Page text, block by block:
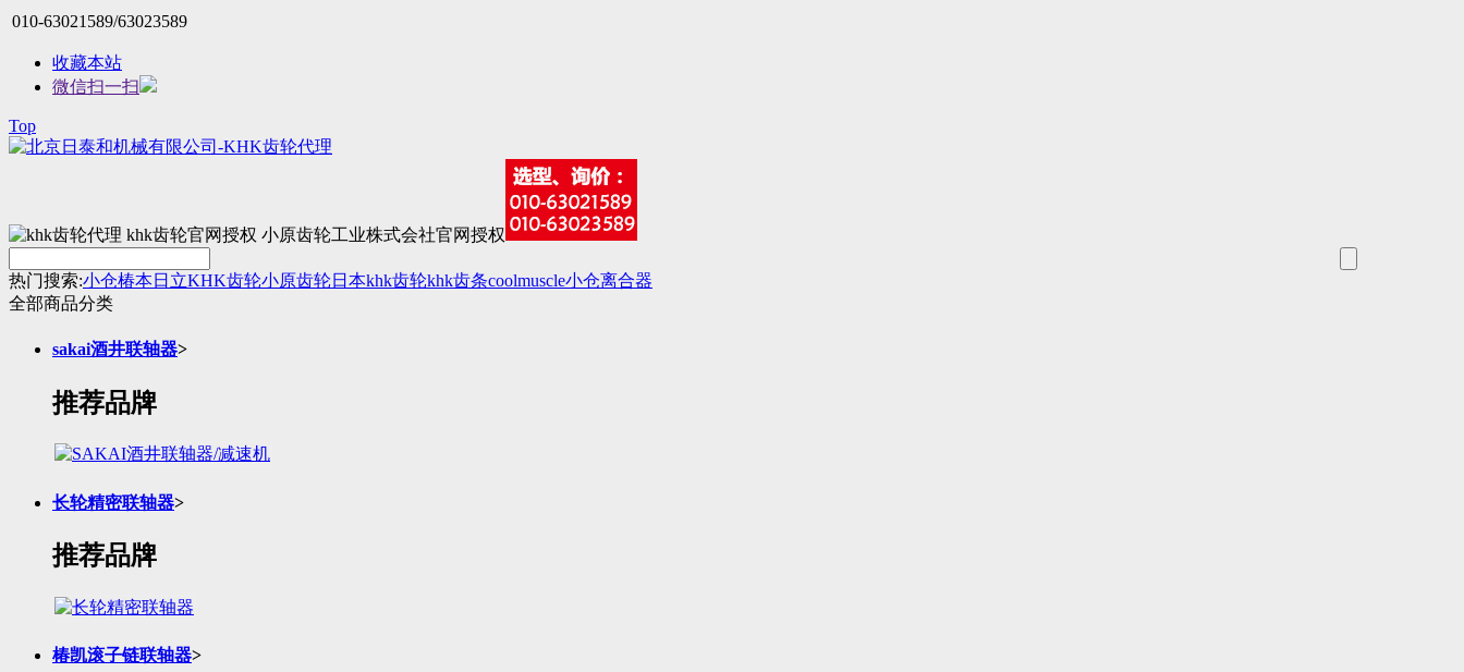
010-63021589/63023589
收藏本站
微信扫一扫
Top
热门搜索:小仓椿本日立KHK齿轮小原齿轮日本khk齿轮khk齿条coolmuscle小仓离合器
全部商品分类
sakai酒井联轴器>
推荐品牌
长轮精密联轴器>
推荐品牌
椿凯滚子链联轴器>